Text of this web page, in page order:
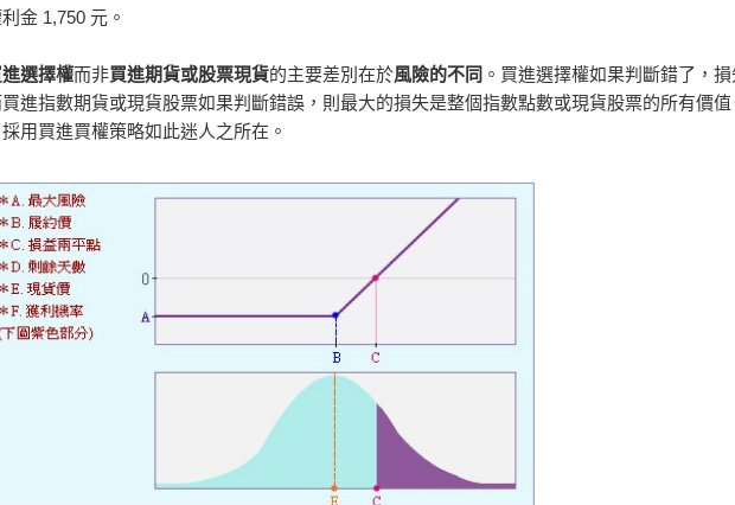
金 1,750 元。
選擇權而非買進期貨或股票現貨的主要差別在於風險的不同 。買進選擇權如果判斷錯了，
進指數期貨或現貨股票如果判斷錯誤，則最大的損失是整個指數點數或現貨股票的所有價
用買進買權策略如此迷人之所在。